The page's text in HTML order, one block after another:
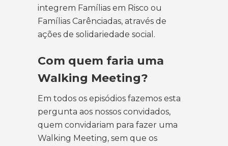
integrem Famílias em Risco ou
Famílias Carênciadas, através de
ações de solidariedade social.
Com quem faria uma
Walking Meeting?
Em todos os episódios fazemos esta
pergunta aos nossos convidados,
quem convidariam para fazer uma
Walking Meeting, sem que os